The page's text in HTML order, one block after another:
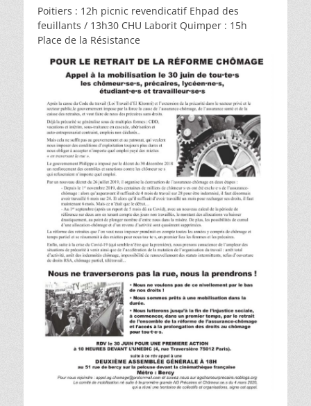
Poitiers : 12h picnic revendicatif Ehpad des
feuillants / 13h30 CHU Laborit Quimper : 15h
Place de la Résistance